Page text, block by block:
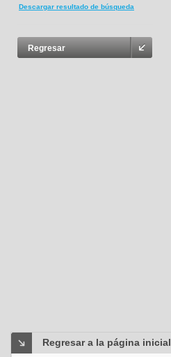
Descargar resultado de búsqueda
Regresar
Regresar a la página inicial